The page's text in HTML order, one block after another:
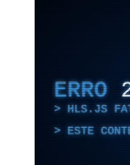
ERRO
HLS.JS
ESTE